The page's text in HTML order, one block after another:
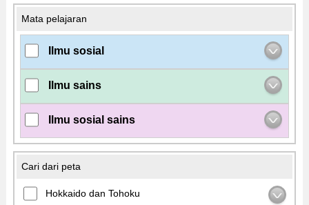
Mata pelajaran
Ilmu sosial
Ilmu sains
Ilmu sosial sains
Cari dari peta
Hokkaido dan Tohoku